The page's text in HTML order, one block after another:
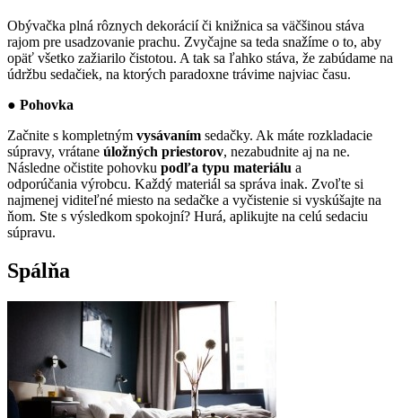
Obývačka plná rôznych dekorácií či knižnica sa väčšinou stáva
rajom pre usadzovanie prachu. Zvyčajne sa teda snažíme o to, aby
opäť všetko zažiarilo čistotou. A tak sa ľahko stáva, že zabúdame na
údržbu sedačiek, na ktorých paradoxne trávime najviac času.
● Pohovka
Začnite s kompletným vysávaním sedačky. Ak máte rozkladacie
súpravy, vrátane úložných priestorov, nezabudnite aj na ne.
Následne očistite pohovku podľa typu materiálu a
odporúčania výrobcu. Každý materiál sa správa inak. Zvoľte si
najmenej viditeľné miesto na sedačke a vyčistenie si vyskúšajte na
ňom. Ste s výsledkom spokojní? Hurá, aplikujte na celú sedaciu
súpravu.
Spálňa